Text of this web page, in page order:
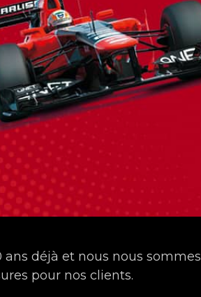
plus de 15 Grand-Prix de
déjà et nous nous sommes
pour nos clients.